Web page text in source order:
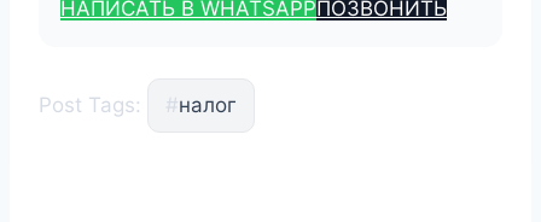
НАПИСАТЬ В WHATSAPPПОЗВОНИТЬ
Post Tags: #налог